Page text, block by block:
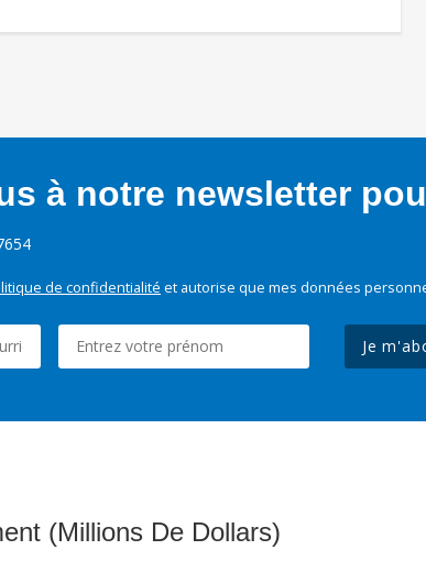
à notre newsletter
de confidentialité et autorise que mes données
Je
(Millions De Dollars)